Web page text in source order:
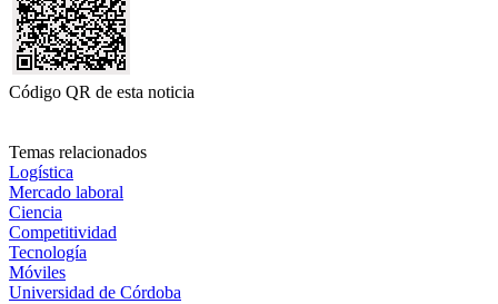
Código QR de esta noticia
Temas relacionados
Logística
Mercado laboral
Ciencia
Competitividad
Tecnología
Móviles
Universidad de Córdoba